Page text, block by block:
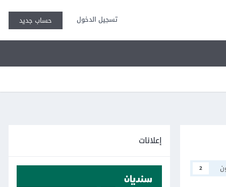
تسجيل الدخول حساب جديد
2
إعلانات